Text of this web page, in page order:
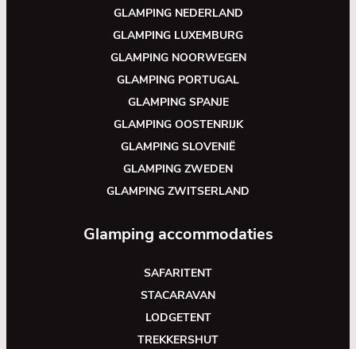
GLAMPING NEDERLAND
GLAMPING LUXEMBURG
GLAMPING NOORWEGEN
GLAMPING PORTUGAL
GLAMPING SPANJE
GLAMPING OOSTENRIJK
GLAMPING SLOVENIË
GLAMPING ZWEDEN
GLAMPING ZWITSERLAND
Glamping accommodaties
SAFARITENT
STACARAVAN
LODGETENT
TREKKERSHUT